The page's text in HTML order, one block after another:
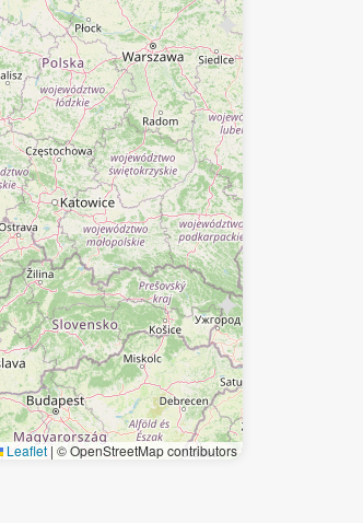
Leaflet | © OpenStreetMap contributors